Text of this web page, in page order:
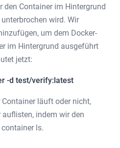
den Container im Hintergrund
wird. Wir
um dem Docker-
im Hintergrund ausgeführt
jetzt:
-d test/verify:latest
läuft oder nicht,
indem wir den
ls.